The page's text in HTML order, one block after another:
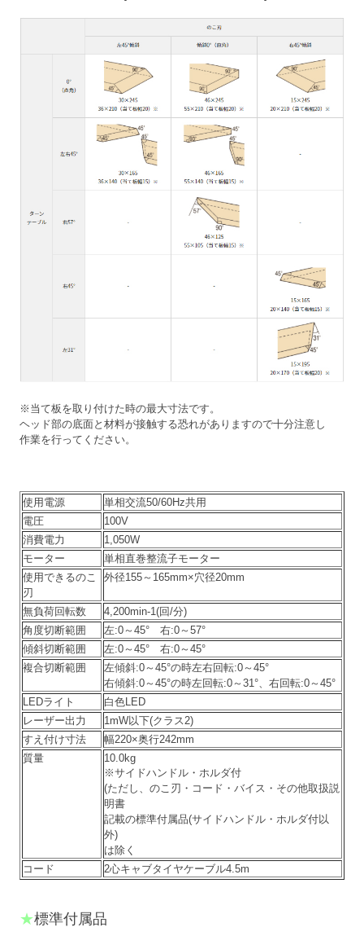
※当て板を取り付けた時の最大寸法です。
ヘッド部の底面と材料が接触する恐れがありますので十分注意し
作業を行ってください。
使用電源
単相交流50/60Hz共用
電圧
100V
消費電力
1,050W
モーター
単相直巻整流子モーター
使用できるのこ
刃
外径155～165mm×穴径20mm
無負荷回転数
4,200min-1(回/分)
角度切断範囲
左:0～45° 右:0～57°
傾斜切断範囲
左:0～45° 右:0～45°
複合切断範囲
左傾斜:0～45°の時左右回転:0～45°
右傾斜:0～45°の時左回転:0～31°、右回転:0～45°
LEDライト
白色LED
レーザー出力
1mW以下(クラス2)
すえ付け寸法
幅220×奥行242mm
質量
10.0kg
※サイドハンドル・ホルダ付
(ただし、のこ刃・コード・バイス・その他取扱説
明書
記載の標準付属品(サイドハンドル・ホルダ付以
外)
は除く
コード
2心キャブタイヤケーブル4.5m
★標準付属品